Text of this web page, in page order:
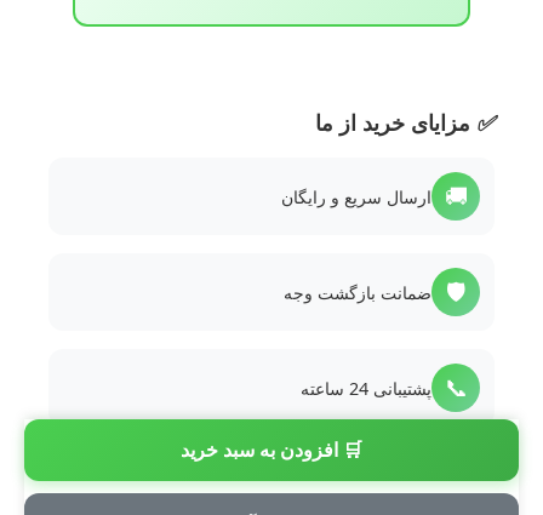
🛒 افزودن به سبد خرید
✅ مزایای خرید از ما
🚚 ارسال سریع و رایگان
🛡️ ضمانت بازگشت وجه
📞 پشتیبانی 24 ساعته
💳 پرداخت امن